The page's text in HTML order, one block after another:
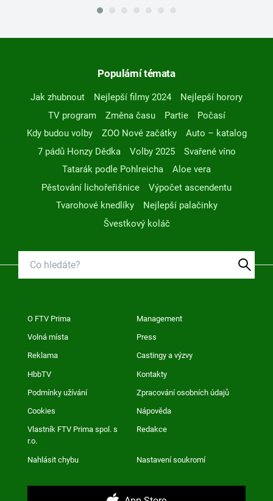
Populární témata
Jak zhubnout Nejlepší filmy 2024
Nejlepší horory
TV program
Změna času Partie
Počasí
Kdy budou volby
ZOO Nové začátky
Auto – katalog
7 pádů Honzy Dědka
Volby 2025
Svařené víno
Tatarák podle Pohlreicha
Aloe vera
Pěstování lichořeřišnice
Výpočet ascendentu
Tvarohové knedlíky
Nejlepší palačinky
Švestkový koláč
O FTV Prima Management
Volná místa Press
Reklama Castingy a výzvy
HbbTV Kontakty
Podmínky užívání Zpracování osobních údajů
Cookies Nápověda
Vlastník FTV Prima spol. s
r.o.
Redakce
Nahlásit chybu Nastavení soukromí